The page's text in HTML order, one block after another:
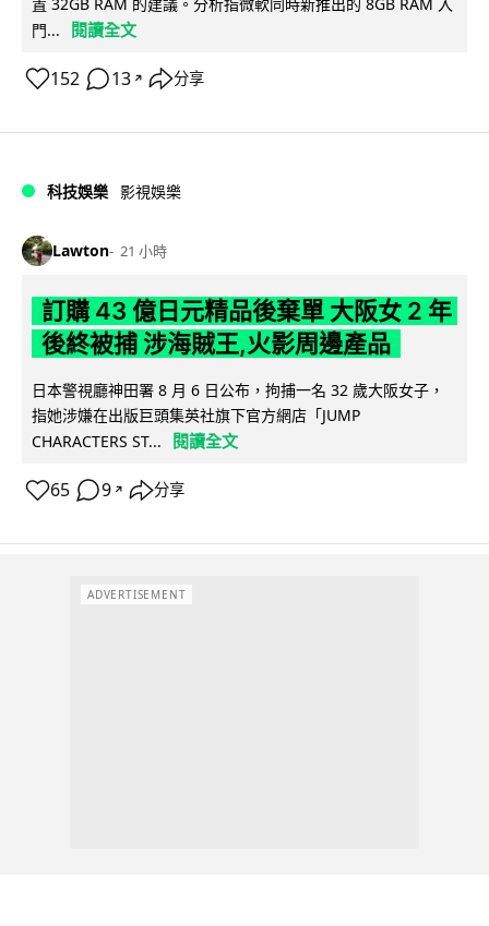
門...
閱讀全文
152 13 ↗ 分享
科技娛樂 影視娛樂
Lawton 21 小時
訂購 43 億日元精品後棄單 大阪女 2 年
後終被捕 涉海賊王,火影周邊產品
日本警視廳神田署 8 月 6 日公布，拘捕一名 32 歲大阪女子，
指她涉嫌在出版巨頭集英社旗下官方網店「JUMP
CHARACTERS ST...
閱讀全文
65 9 ↗ 分享
ADVERTISEMENT